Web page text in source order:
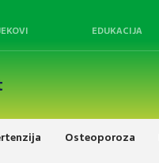
EDUKACIJA
Osteoporoza